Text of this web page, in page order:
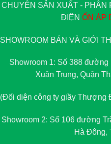
CHUYÊN SẢN XUẤT - PHÂN
ĐIỆN ỔN ÁP
SHOWROOM BÁN VÀ GIỚI
Showroom 1: Số 388
Xuân Trung, Quận
(Đối diện công ty giầy Thượng
Showroom 2: Số 106 đường
Hà Đông,